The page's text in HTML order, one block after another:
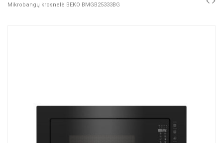
Mikrobangų krosnelė BEKO BMGB25333BG